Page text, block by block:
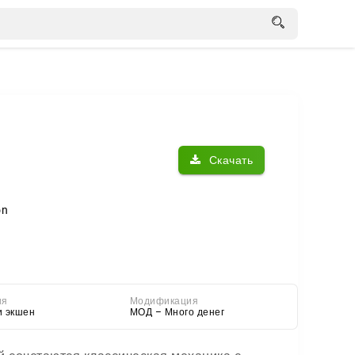
Скачать
экшен
Модификация
МОД – Много денег